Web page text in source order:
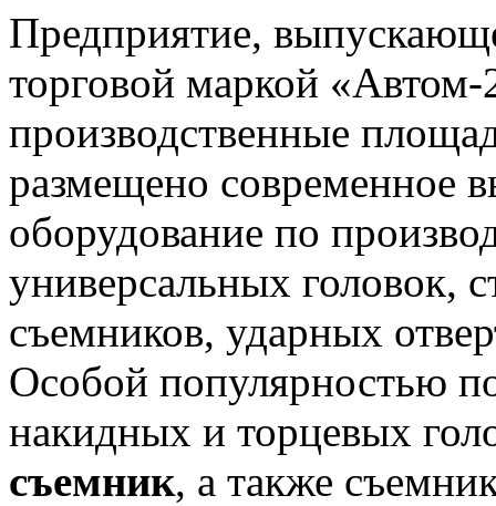
Предприятие,
торговой маркой
производственные
размещено современное
оборудование по
универсальных головок,
съемников, ударных
Особой популярностью
накидных и торцевых
съемник, а также